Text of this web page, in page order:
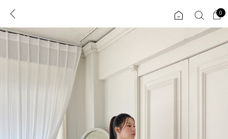
로그인 0
ENG
TW
리뷰 & 혜택
CATEGORY
ALL
0